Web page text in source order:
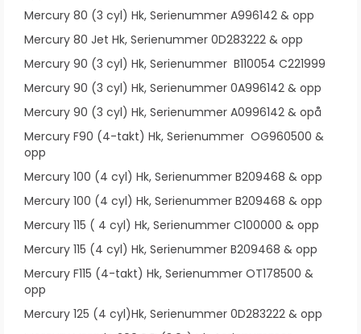
Mercury 80 (3 cyl) Hk, Serienummer A996142 & opp
Mercury 80 Jet Hk, Serienummer 0D283222 & opp
Mercury 90 (3 cyl) Hk, Serienummer B110054 C221999
Mercury 90 (3 cyl) Hk, Serienummer 0A996142 & opp
Mercury 90 (3 cyl) Hk, Serienummer A0996142 & opå
Mercury F90 (4-takt) Hk, Serienummer OG960500 &
opp
Mercury 100 (4 cyl) Hk, Serienummer B209468 & opp
Mercury 100 (4 cyl) Hk, Serienummer B209468 & opp
Mercury 115 ( 4 cyl) Hk, Serienummer C100000 & opp
Mercury 115 (4 cyl) Hk, Serienummer B209468 & opp
Mercury F115 (4-takt) Hk, Serienummer OT178500 &
opp
Mercury 125 (4 cyl)Hk, Serienummer 0D283222 & opp